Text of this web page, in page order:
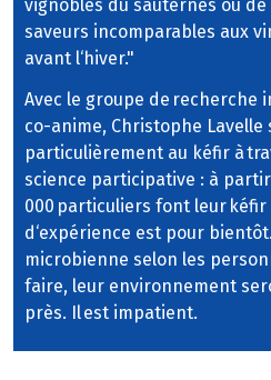
vignobles du sauternes ou
saveurs incomparables aux
avant l‘hiver."
Avec le groupe de recherche
co-anime, Christophe Lavelle
particulièrement au kéfir à
science participative : à partir
000 particuliers font leur
d‘expérience est pour
microbienne selon les
faire, leur environnement
près. Il est impatient.